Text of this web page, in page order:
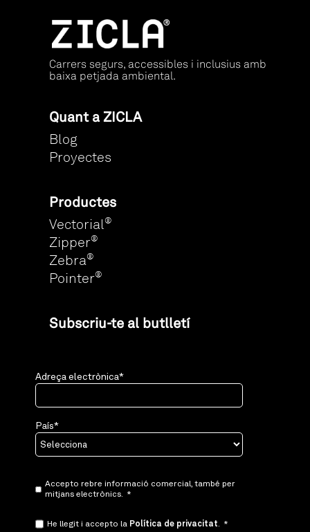
Carrers segurs, accessibles i inclusius amb
baixa petjada ambiental.
Quant a ZICLA
Blog
Proyectes
Productes
Vectorial®
Zipper®
Zebra®
Pointer®
Subscriu-te al butlletí
Adreça electrònica*
País*
Accepto rebre informació comercial, també per
mitjans electrònics. *
He llegit i accepto la Política de privacitat. *